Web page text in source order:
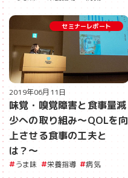
セミナーレポート
2019年06月11日
味覚・嗅覚障害と食事量減
少への取り組み〜QOLを向
上させる食事の工夫と
は？〜
うま味 栄養指導 病気